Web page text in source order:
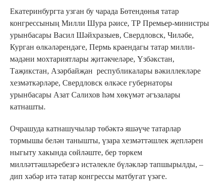
Екатеринбургта узган бу чарада Бөтендөнья татар
конгрессының Милли Шура рәисе, ТР Премьер-министры
урынбасары Васил Шәйхразыев, Свердловск, Чиләбе,
Курган өлкәләрендәге, Пермь краендагы татар милли-
мәдәни мохтариятлары җитәкчеләре, Үзбәкстан,
Таҗикстан, Азәрбайҗан республикалары вәкиллекләре
хезмәткәрләре, Свердловск өлкәсе губернаторы
урынбасары Азат Салихов һәм хөкүмәт әгъзалары
катнашты.
Очрашуда катнашучылар төбәктә яшәүче татарлар
тормышы белән танышты, үзара хезмәттәшлек җепләрен
ныгыту хакында сөйләште, бер төркем
милләттәшләребезгә истәлекле бүләкләр тапшырылды, –
дип хәбәр итә татар конгрессы матбугат үзәге.